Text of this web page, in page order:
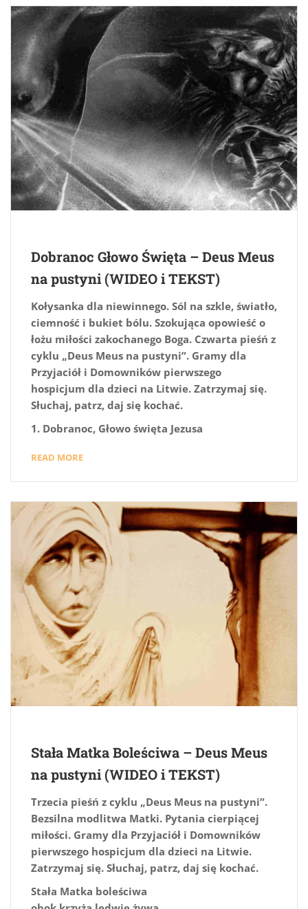
Dobranoc Głowo Święta – Deus Meus
na pustyni (WIDEO i TEKST)
Kołysanka dla niewinnego. Sól na szkle, światło,
ciemność i bukiet bólu. Szokująca opowieść o
łożu miłości zakochanego Boga. Czwarta pieśń z
cyklu „Deus Meus na pustyni”. Gramy dla
Przyjaciół i Domowników pierwszego
hospicjum dla dzieci na Litwie. Zatrzymaj się.
Słuchaj, patrz, daj się kochać.
1. Dobranoc, Głowo święta Jezusa
READ MORE
Stała Matka Boleściwa – Deus Meus
na pustyni (WIDEO i TEKST)
Trzecia pieśń z cyklu „Deus Meus na pustyni”.
Bezsilna modlitwa Matki. Pytania cierpiącej
miłości. Gramy dla Przyjaciół i Domowników
pierwszego hospicjum dla dzieci na Litwie.
Zatrzymaj się. Słuchaj, patrz, daj się kochać.
Stała Matka boleściwa